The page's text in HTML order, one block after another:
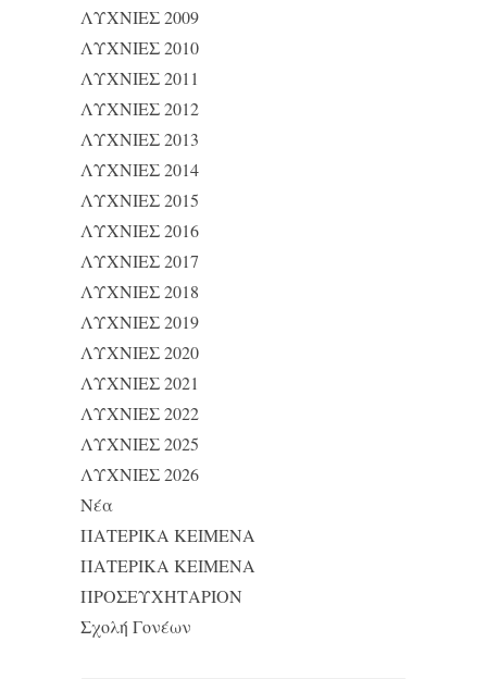
ΛΥΧΝΙΕΣ 2009
ΛΥΧΝΙΕΣ 2010
ΛΥΧΝΙΕΣ 2011
ΛΥΧΝΙΕΣ 2012
ΛΥΧΝΙΕΣ 2013
ΛΥΧΝΙΕΣ 2014
ΛΥΧΝΙΕΣ 2015
ΛΥΧΝΙΕΣ 2016
ΛΥΧΝΙΕΣ 2017
ΛΥΧΝΙΕΣ 2018
ΛΥΧΝΙΕΣ 2019
ΛΥΧΝΙΕΣ 2020
ΛΥΧΝΙΕΣ 2021
ΛΥΧΝΙΕΣ 2022
ΛΥΧΝΙΕΣ 2025
ΛΥΧΝΙΕΣ 2026
Νέα
ΠΑΤΕΡΙΚΑ ΚΕΙΜΕΝΑ
ΠΑΤΕΡΙΚΑ ΚΕΙΜΕΝΑ
ΠΡΟΣΕΥΧΗΤΑΡΙΟΝ
Σχολή Γονέων